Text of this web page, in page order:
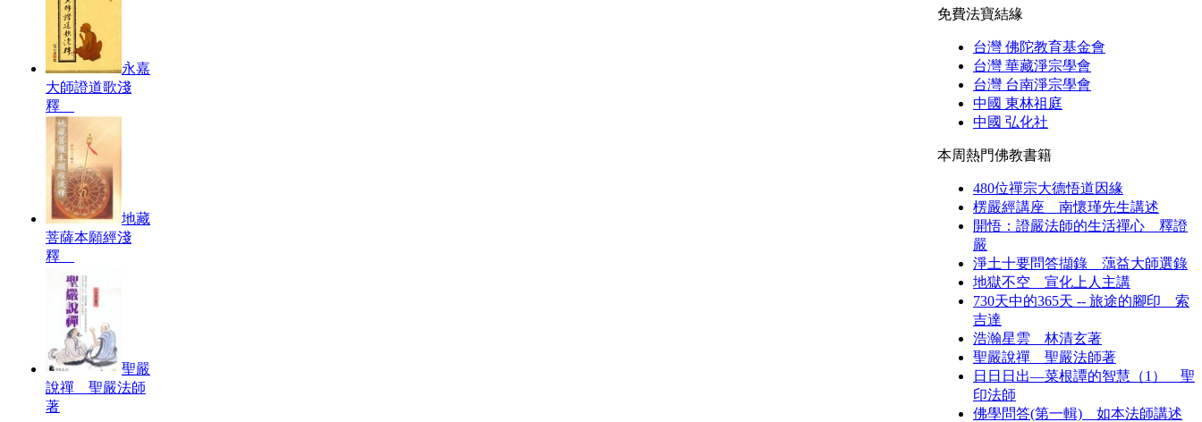
永嘉
大師證道歌淺
釋
地藏
菩薩本願經淺
釋
聖嚴
說禪 聖嚴法師
著
免費法寶結緣
台灣 佛陀教育基金會
台灣 華藏淨宗學會
台灣 台南淨宗學會
中國 東林祖庭
中國 弘化社
本周熱門佛教書籍
480位禪宗大德悟道因緣
楞嚴經講座 南懷瑾先生講述
開悟：證嚴法師的生活禪心 釋證
嚴
淨土十要問答擷錄 蕅益大師選錄
地獄不空 宣化上人主講
730天中的365天 -- 旅途的腳印 索
吉達
浩瀚星雲 林清玄著
聖嚴說禪 聖嚴法師著
日日日出—菜根譚的智慧（1） 聖
印法師
佛學問答(第一輯) 如本法師講述